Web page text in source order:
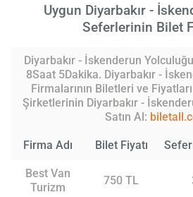
Uygun Diyarbakır -
Seferlerinin Bilet
Diyarbakır - İskenderun
8Saat 5Dakika. Diyarbakır -
Firmalarının Biletleri ve
Şirketlerinin Diyarbakır -
Satın Al:
Firma Adı Bilet Fiyatı Sefer
Best Van
Turizm
750 TL